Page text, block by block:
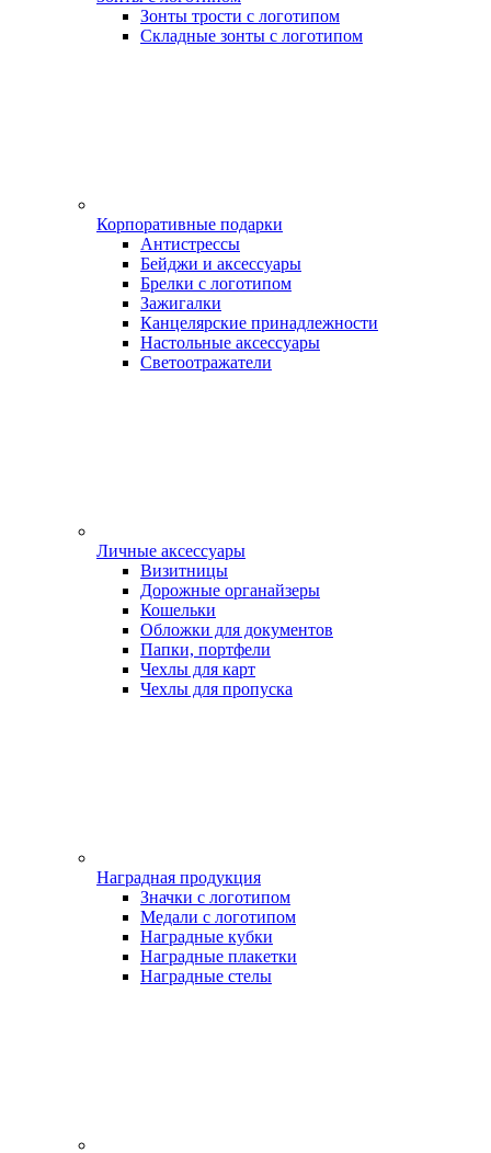
Зонты трости с логотипом
Складные зонты с логотипом
Корпоративные подарки
Антистрессы
Бейджи и аксессуары
Брелки с логотипом
Зажигалки
Канцелярские принадлежности
Настольные аксессуары
Светоотражатели
Личные аксессуары
Визитницы
Дорожные органайзеры
Кошельки
Обложки для документов
Папки, портфели
Чехлы для карт
Чехлы для пропуска
Наградная продукция
Значки с логотипом
Медали с логотипом
Наградные кубки
Наградные плакетки
Наградные стелы